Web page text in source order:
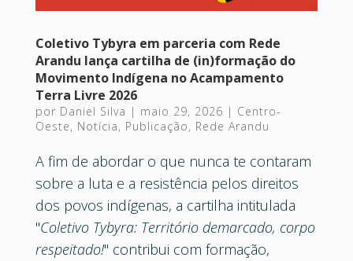
Coletivo Tybyra em parceria com Rede
Arandu lança cartilha de (in)formação do
Movimento Indígena no Acampamento
Terra Livre 2026
por Daniel Silva | maio 29, 2026 | Centro-
Oeste, Notícia, Publicação, Rede Arandu
A fim de abordar o que nunca te contaram
sobre a luta e a resistência pelos direitos
dos povos indígenas, a cartilha intitulada
"Coletivo Tybyra: Território demarcado, corpo
respeitado!" contribui com formação,